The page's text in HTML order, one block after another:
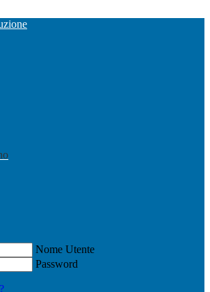
Nome Utente
Password